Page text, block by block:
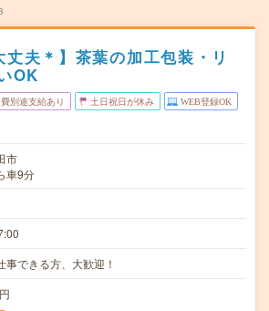
丈夫＊】茶葉の加工包装・リ
OK
別途支給あり 土日祝日が休み WEB登録OK
市
車9分
事できる方、大歓迎！